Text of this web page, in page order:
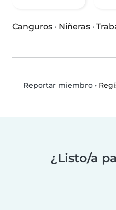
Canguros · Niñeras ·
Reportar miembro•
¿Listo/a